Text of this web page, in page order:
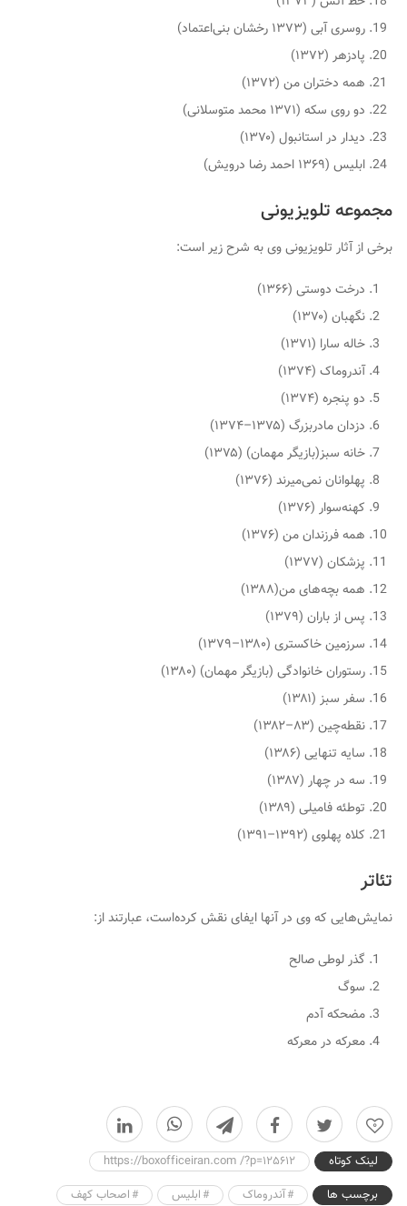
روسری آبی (۱۳۷۳ رخشان بنی‌اعتماد)
پادزهر (۱۳۷۲)
همه دختران من (۱۳۷۲)
دو روی سکه (۱۳۷۱ محمد متوسلانی)
دیدار در استانبول (۱۳۷۰)
ابلیس (۱۳۶۹ احمد رضا درویش)
مجموعه تلویزیونی
برخی از آثار تلویزیونی وی به شرح زیر است:
درخت دوستی (۱۳۶۶)
نگهبان (۱۳۷۰)
خاله سارا (۱۳۷۱)
آندروماک (۱۳۷۴)
دو پنجره (۱۳۷۴)
دزدان مادربزرگ (۱۳۷۵–۱۳۷۴)
خانه سبز(بازیگر مهمان) (۱۳۷۵)
پهلوانان نمی‌میرند (۱۳۷۶)
کهنه‌سوار (۱۳۷۶)
همه فرزندان من (۱۳۷۶)
پزشکان (۱۳۷۷)
همه بچه‌های من(۱۳۸۸)
پس از باران (۱۳۷۹)
سرزمین خاکستری (۱۳۸۰–۱۳۷۹)
رستوران خانوادگی (بازیگر مهمان) (۱۳۸۰)
سفر سبز (۱۳۸۱)
نقطه‌چین (۸۳–۱۳۸۲)
سایه تنهایی (۱۳۸۶)
سه در چهار (۱۳۸۷)
توطئه فامیلی (۱۳۸۹)
کلاه پهلوی (۱۳۹۲–۱۳۹۱)
تئاتر
نمایش‌هایی که وی در آنها ایفای نقش کرده‌است، عبارتند از:
گذر لوطی صالح
سوگ
مضحکه آدم
معرکه در معرکه
0
لینک کوتاه
https://boxofficeiran.com /?p=125612
برچسب ها
آندروماک ابلیس
اصحاب کهف